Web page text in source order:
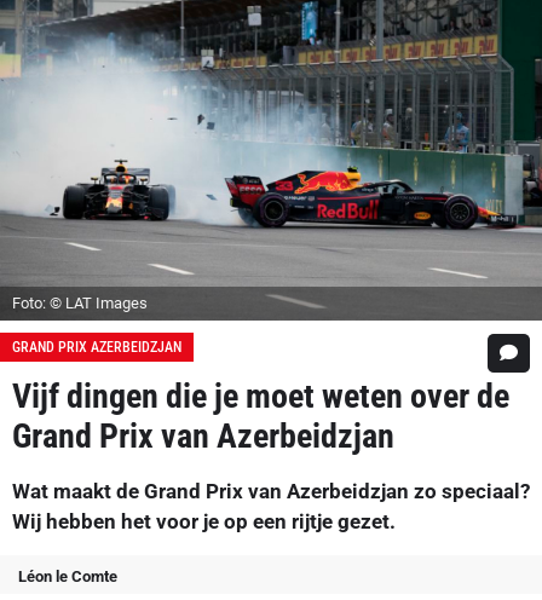
Foto: © LAT Images
GRAND PRIX AZERBEIDZJAN
Vijf dingen die je moet weten over de
Grand Prix van Azerbeidzjan
Wat maakt de Grand Prix van Azerbeidzjan zo speciaal?
Wij hebben het voor je op een rijtje gezet.
Léon le Comte